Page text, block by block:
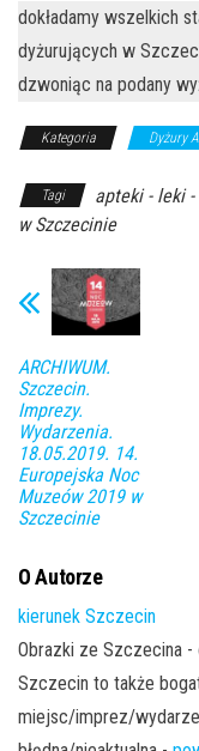
dokładamy wszelkich
dyżurujących w
dzwoniąc na podany
Kategoria Dyżury
Tagi apteki - leki
w Szczecinie
ARCHIWUM.
Szczecin.
Imprezy.
Wydarzenia.
18.05.2019. 14.
Europejska Noc
Muzeów 2019 w
Szczecinie
O Autorze
kierunek Szczecin
Obrazki ze Szczecina
Szczecin to także
miejsc/imprez/